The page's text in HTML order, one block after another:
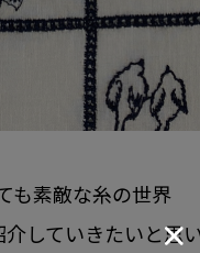
も素敵な糸の世界
介していきたいと思